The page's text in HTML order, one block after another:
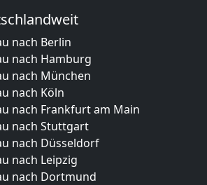
nach Berlin
nach Hamburg
nach München
nach Köln
nach Frankfurt am Main
nach Stuttgart
nach Düsseldorf
nach Leipzig
nach Dortmund